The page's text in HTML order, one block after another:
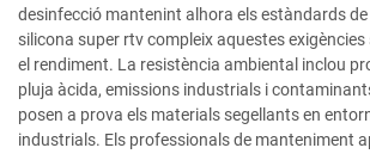
desinfecció mantenint alhora els estàndards
silicona super rtv compleix aquestes
el rendiment. La resistència ambiental inclou
pluja àcida, emissions industrials i
posen a prova els materials segellants en
industrials. Els professionals de manteniment